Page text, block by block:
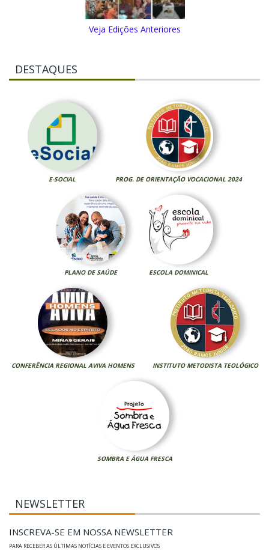
Veja Edições Anteriores
DESTAQUES
E-SOCIAL PROG. DE ORIENTAÇÃO VOCACIONAL 2024
PLANO DE SAÚDE ESCOLA DOMINICAL
CONFERÊNCIA REGIONAL AVIVA HOMENS INSTITUTO METODISTA TEOLÓGICO
SOMBRA E ÁGUA FRESCA
NEWSLETTER
INSCREVA-SE EM NOSSA NEWSLETTER
PARA RECEBER AS ÚLTIMAS NOTÍCIAS E EVENTOS EXCLUSIVOS